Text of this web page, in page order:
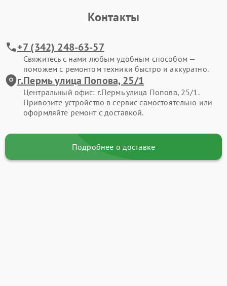
Контакты
+7 (342) 248-63-57
Свяжитесь с нами любым удобным способом —
поможем с ремонтом техники быстро и аккуратно.
г.Пермь улица Попова, 25/1
Центральный офис: г.Пермь улица Попова, 25/1.
Привозите устройство в сервис самостоятельно или
оформляйте ремонт с доставкой.
Подробнее о доставке